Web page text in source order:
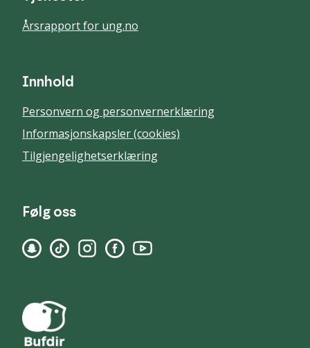
Årsrapport for ung.no
Innhold
Personvern og personvernerklæring
Informasjonskapsler (cookies)
Tilgjengelighetserklæring
Følg oss